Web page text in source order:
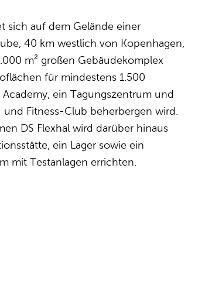
sich auf dem Gelände einer
40 km westlich von Kopenhagen,
m² großen Gebäudekomplex
für mindestens 1.500
ein Tagungszentrum und
Fitness-Club beherbergen wird.
DS Flexhal wird darüber hinaus
ein Lager sowie ein
mit Testanlagen errichten.